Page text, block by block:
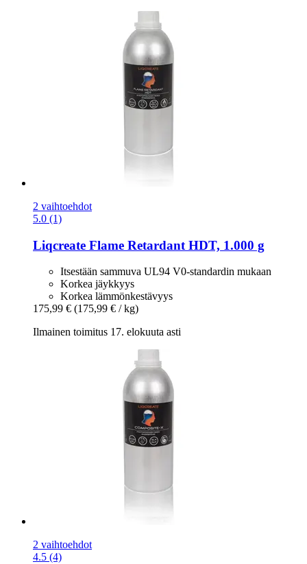
2 vaihtoehdot
5.0 (1)
Liqcreate Flame Retardant HDT, 1.000 g
Itsestään sammuva UL94 V0-standardin mukaan
Korkea jäykkyys
Korkea lämmönkestävyys
175,99 € (175,99 € / kg)
Ilmainen toimitus 17. elokuuta asti
2 vaihtoehdot
4.5 (4)